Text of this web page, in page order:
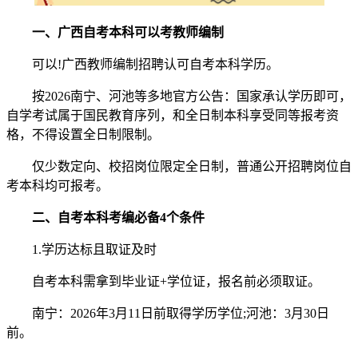
一、广西自考本科可以考教师编制
可以!广西教师编制招聘认可自考本科学历。
按2026南宁、河池等多地官方公告：国家承认学历即可，
自学考试属于国民教育序列，和全日制本科享受同等报考资
格，不得设置全日制限制。
仅少数定向、校招岗位限定全日制，普通公开招聘岗位自
考本科均可报考。
二、自考本科考编必备4个条件
1.学历达标且取证及时
自考本科需拿到毕业证+学位证，报名前必须取证。
南宁：2026年3月11日前取得学历学位;河池：3月30日
前。